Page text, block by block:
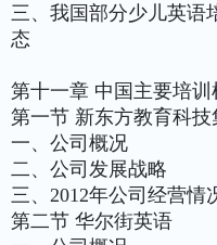
三、我国部分少儿英语
态
第十一章 中国主要培训
第一节 新东方教育科技
一、公司概况
二、公司发展战略
三、2012年公司经营情
第二节 华尔街英语